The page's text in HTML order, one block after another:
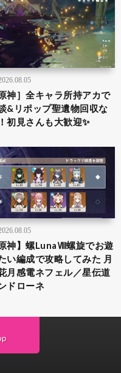
原神］全キャラ所持アカで
&リポップ聖遺物回収な
初見さんも大歓迎✨
原神】螺LunaⅧ螺旋でお遊
い編成で攻略してみた 月
月感電ネフェル／星伝道
ドローネ